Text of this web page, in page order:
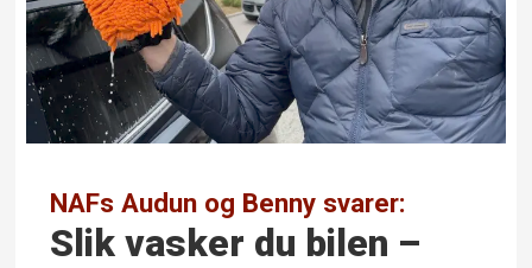
NAFs Audun og Benny svarer:
Slik vasker du bilen –